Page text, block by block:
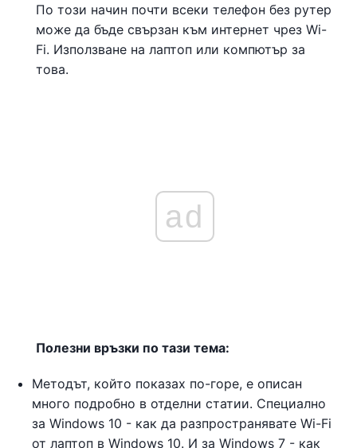
По този начин почти всеки телефон без рутер
може да бъде свързан към интернет чрез Wi-
Fi. Използване на лаптоп или компютър за
това.
ad
Полезни връзки по тази тема:
Методът, който показах по-горе, е описан
много подробно в отделни статии. Специално
за Windows 10 - как да разпространявате Wi-Fi
от лаптоп в Windows 10. И за Windows 7 - как